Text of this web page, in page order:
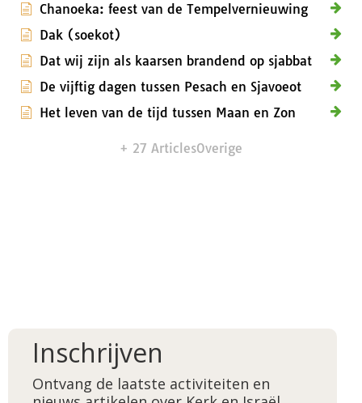
Chanoeka: feest van de Tempelvernieuwing
Dak (soekot)
Dat wij zijn als kaarsen brandend op sjabbat
De vijftig dagen tussen Pesach en Sjavoeot
Het leven van de tijd tussen Maan en Zon
+ 27 ArticlesOverige
Inschrijven
Ontvang de laatste activiteiten en